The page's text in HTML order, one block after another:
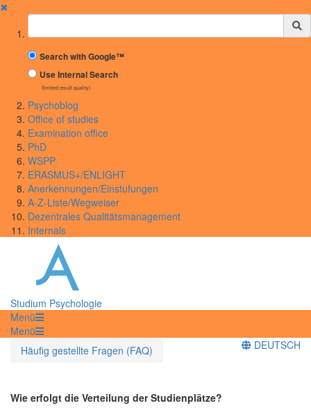
✖
Suchbegriff
Search with Google™
Use Internal Search
(limited result quality)
Psychoblog
Office of studies
Examination office
PhD
WSPP
ERASMUS+/ENLIGHT
Anerkennungen/Einstufungen
A-Z-Liste/Wegweiser
Dezentrales Qualitätsmanagement
Internals
Studium Psychologie
Menü
Menü
Häufig gestellte Fragen (FAQ)
DEUTSCH
Wie erfolgt die Verteilung der Studienplätze?